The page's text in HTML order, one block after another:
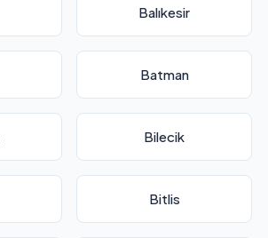
Balıkesir
Batman
Bilecik
Bitlis